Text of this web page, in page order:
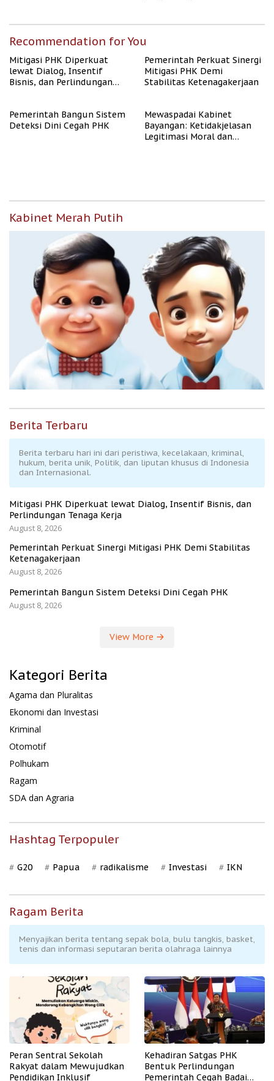
Recommendation for You
Mitigasi PHK Diperkuat
lewat Dialog, Insentif
Bisnis, dan Perlindungan
Pemerintah Perkuat Sinergi
Mitigasi PHK Demi
Stabilitas Ketenagakerjaan
Pemerintah Bangun Sistem
Deteksi Dini Cegah PHK
Mewaspadai Kabinet
Bayangan: Ketidakjelasan
Legitimasi Moral dan
Kabinet Merah Putih
Berita Terbaru
Berita terbaru hari ini dari peristiwa, kecelakaan, kriminal,
hukum, berita unik, Politik, dan liputan khusus di Indonesia
dan Internasional.
Mitigasi PHK Diperkuat lewat Dialog, Insentif Bisnis, dan
Perlindungan Tenaga Kerja
August 8, 2026
Pemerintah Perkuat Sinergi Mitigasi PHK Demi Stabilitas
Ketenagakerjaan
August 8, 2026
Pemerintah Bangun Sistem Deteksi Dini Cegah PHK
August 8, 2026
View More
Kategori Berita
Agama dan Pluralitas
Ekonomi dan Investasi
Kriminal
Otomotif
Polhukam
Ragam
SDA dan Agraria
Hashtag Terpopuler
G20 Papua radikalisme Investasi IKN
Ragam Berita
Menyajikan berita tentang sepak bola, bulu tangkis, basket,
tenis dan informasi seputaran berita olahraga lainnya
Peran Sentral Sekolah
Rakyat dalam Mewujudkan
Pendidikan Inklusif
Kehadiran Satgas PHK
Bentuk Perlindungan
Pemerintah Cegah Badai